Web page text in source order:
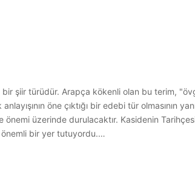
bir şiir türüdür. Arapça kökenli olan bu terim,
öne çıktığı bir edebi tür olmasının
üzerinde durulacaktır. Kasidenin
önemli bir yer tutuyordu.…